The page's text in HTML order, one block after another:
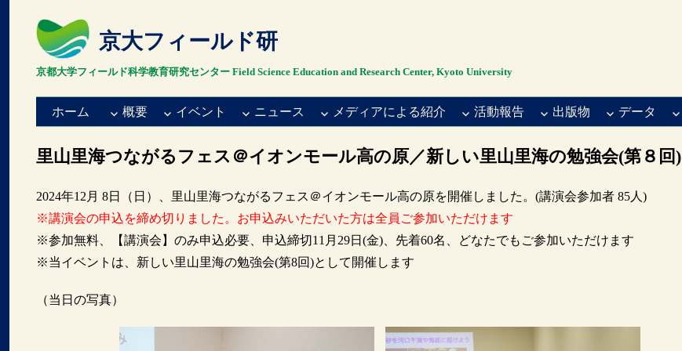
京大フィールド研
京都大学フィールド科学教育研究センター Field Science Education and Research Center, Kyoto University
ホーム 概要 イベント ニュース メディアによる紹介 活動報告 出版物 データ
里山里海つながるフェス＠イオンモール高の原／新しい里山里海の勉強会(第８回)
2024年12月 8日（日）、里山里海つながるフェス＠イオンモール高の原を開催しました。(講演会参加者 85人)
※講演会の申込を締め切りました。お申込みいただいた方は全員ご参加いただけます
※参加無料、【講演会】のみ申込必要、申込締切11月29日(金)、先着60名、どなたでもご参加いただけます
※当イベントは、新しい里山里海の勉強会(第8回)として開催します
（当日の写真）